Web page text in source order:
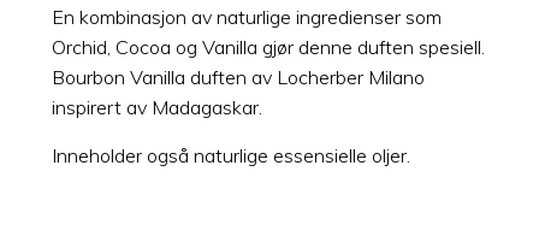
En kombinasjon av naturlige ingredienser som
Orchid, Cocoa og Vanilla gjør denne duften spesiell.
Bourbon Vanilla duften av Locherber Milano
inspirert av Madagaskar.
Inneholder også naturlige essensielle oljer.